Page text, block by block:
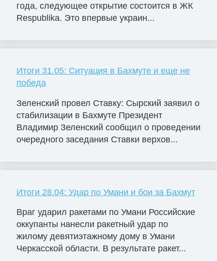
года, следующее открытие состоится в ЖК
Respublika. Это впервые украин...
Итоги 31.05: Ситуация в Бахмуте и еще не
победа
Зеленский провел Ставку: Сырский заявил о
стабилизации в Бахмуте Президент
Владимир Зеленский сообщил о проведении
очередного заседания Ставки верхов...
Итоги 28.04: Удар по Умани и бои за Бахмут
Враг ударил ракетами по Умани Российские
оккупанты нанесли ракетный удар по
жилому девятиэтажному дому в Умани
Черкасской области. В результате ракет...